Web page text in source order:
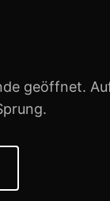
geöffnet.